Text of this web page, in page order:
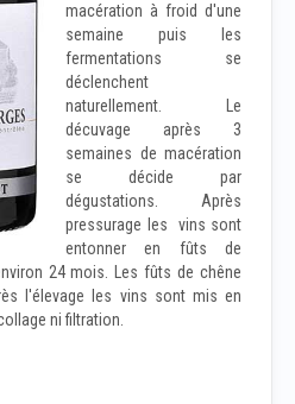
macération à froid d'une
semaine puis les
fermentations se
déclenchent
naturellement. Le
décuvage après 3
semaines de macération
se décide par
dégustations. Après
pressurage les vins sont
entonner en fûts de
24 mois. Les fûts de chêne
l'élevage les vins sont mis en
ni filtration.